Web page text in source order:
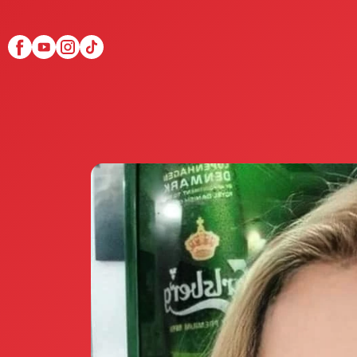
Scopri Club di Più
Le testimonianze
La fondatrice Valeria